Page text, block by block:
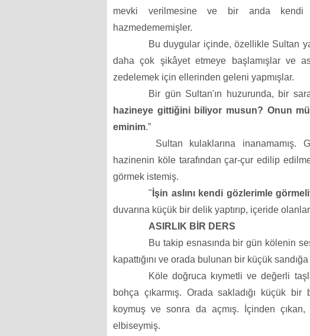
mevki verilmesine ve bir anda kendi
hazmedememişler.
Bu duygular içinde, özellikle Sultan
daha çok şikâyet etmeye başlamışlar ve
zedelemek için ellerinden geleni yapmışlar.
Bir gün Sultan'ın huzurunda, bir
hazineye gittiğini biliyor musun? Onun
eminim.”
Sultan kulaklarına
hazinenin köle tarafından çar-çur edilip
görmek istemiş.
" İşin aslını kendi gözlerimle
duvarına küçük bir delik yaptırıp, içeride
ASIRLIK BİR DERS
Bu takip esnasında bir gün kölenin
kapattığını ve orada bulunan bir küçük
Köle doğruca kıymetli ve değerli
bohça çıkarmış. Orada sakladığı küçük bir
koymuş ve sonra da açmış.
İçinden
elbiseymiş.